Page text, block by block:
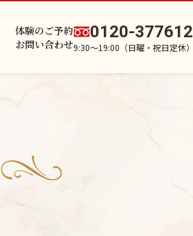
体験のご予約
お問い合わせ
0120-377612
9:30〜19:00（日曜・祝日定休）